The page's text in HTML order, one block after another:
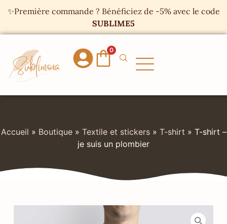
✨Première commande ? Bénéficiez de -5% avec le code
SUBLIME5
0
Accueil » Boutique » Textile et stickers » T-shirt » T-shirt –
je suis un plombier
Panneau de gestion des cookies